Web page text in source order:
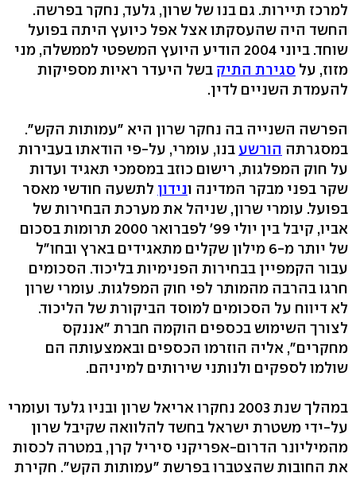
למרכז תיירות. גם בנו של שרון, גלעד, נחקר בפרשה.
החשד היה שהעסקתו אצל אפל כיועץ היתה בפועל
שוחד. ביוני 2004 הודיע היועץ המשפטי לממשלה, מני
מזוז, על סגירת התיק בשל היעדר ראיות מספיקות
להעמדת השניים לדין.
הפרשה השנייה בה נחקר שרון היא "עמותות הקש".
במסגרתה הורשע בנו, עומרי, על-פי הודאתו בעבירות
על חוק המפלגות, רישום כוזב במסמכי תאגיד ועדות
שקר בפני מבקר המדינה ונידון לתשעה חודשי מאסר
בפועל. עומרי שרון, שניהל את מערכת הבחירות של
אביו, קיבל בין יולי 99' לפברואר 2000 תרומות בסכום
של יותר מ-6 מילון שקלים מתאגידים בארץ ובחו"ל
עבור הקמפיין בבחירות הפנימיות בליכוד. הסכומים
חרגו בהרבה מהמותר לפי חוק המפלגות. עומרי שרון
לא דיווח על הסכומים למוסד הביקורת של הליכוד.
לצורך השימוש בכספים הוקמה חברת "אננקס
מחקרים", אליה הוזרמו הכספים ובאמצעותה הם
שולמו לספקים ולנותני שירותים למיניהם.
במהלך שנת 2003 נחקרו אריאל שרון ובניו גלעד ועומרי
על-ידי משטרת ישראל בחשד להלוואה שקיבל שרון
מהמיליונר הדרום-אפריקני סיריל קרן, במטרה לכסות
את החובות שהצטברו בפרשת "עמותות הקש". חקירת